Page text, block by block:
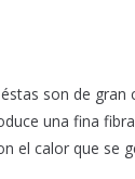
son de
una fina
el calor que se